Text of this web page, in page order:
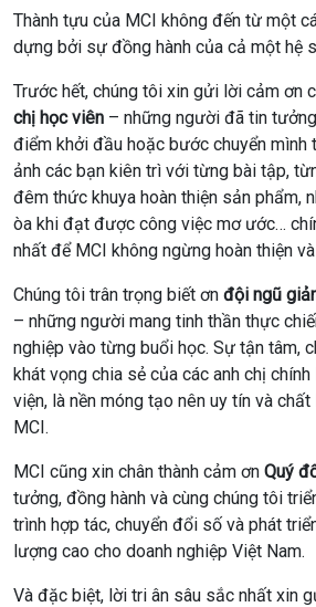
Thành tựu của MCI không đến từ một
dựng bởi sự đồng hành của cả một hệ
Trước hết, chúng tôi xin gửi lời cảm ơn
chị học viên – những người đã tin
điểm khởi đầu hoặc bước chuyển mình
ảnh các bạn kiên trì với từng bài tập,
đêm thức khuya hoàn thiện sản phẩm,
òa khi đạt được công việc mơ ước…
nhất để MCI không ngừng hoàn thiện
Chúng tôi trân trọng biết ơn đội ngũ
– những người mang tinh thần thực
nghiệp vào từng buổi học. Sự tận tâm,
khát vọng chia sẻ của các anh chị
viện, là nền móng tạo nên uy tín và
MCI.
MCI cũng xin chân thành cảm ơn Quý
tưởng, đồng hành và cùng chúng tôi
trình hợp tác, chuyển đổi số và phát
lượng cao cho doanh nghiệp Việt Nam.
Và đặc biệt, lời tri ân sâu sắc nhất xin